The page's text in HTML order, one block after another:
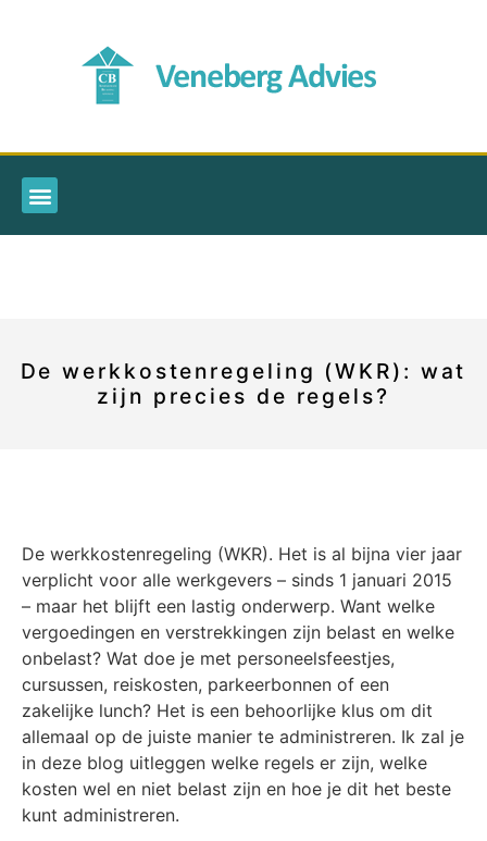
De werkkostenregeling (WKR): wat
zijn precies de regels?
De werkkostenregeling (WKR). Het is al bijna vier jaar
verplicht voor alle werkgevers – sinds 1 januari 2015
– maar het blijft een lastig onderwerp. Want welke
vergoedingen en verstrekkingen zijn belast en welke
onbelast? Wat doe je met personeelsfeestjes,
cursussen, reiskosten, parkeerbonnen of een
zakelijke lunch? Het is een behoorlijke klus om dit
allemaal op de juiste manier te administreren. Ik zal je
in deze blog uitleggen welke regels er zijn, welke
kosten wel en niet belast zijn en hoe je dit het beste
kunt administreren.